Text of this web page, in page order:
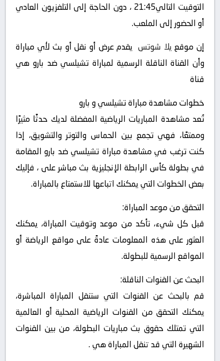
التوقيت التالي21:45 ، دون الحاجة إلى التلفزيون العادي
أو الحضور إلى الملعب.
إن موقع يلا شوتسيقدم عرض أو نقل أو بث لأي مباراة
وأن القناة الناقلة الرسمية لمباراة تشيلسي ضد بارو هي
قناة
خطوات مشاهدة مباراة تشيلسي و بارو
تُعد مشاهدة المباريات الرياضية المفضلة لديك حدثًا مثيرًا
وممتعًا، فهي تجمع بين الحماس والتوتر والتشويق، إذا
كنت ترغب في مشاهدة مباراة تشيلسي ضد بارو المقامة
في بطولة كأس الرابطة الإنجليزية بث مباشر على ، فإليك
بعض الخطوات التي يمكنك اتباعها للاستمتاع بالمباراة.
التحقق من موعد المباراة:
قبل كل شيء، تأكد من موعد وتوقيت المباراة، يمكنك
العثور على هذه المعلومات عادةً على مواقع الرياضة أو
المواقع الرسمية للبطولة.
البحث عن القنوات الناقلة:
قم بالبحث عن القنوات التي ستنقل المباراة المباشرة،
يمكنك التحقق من القنوات الرياضية المحلية أو العالمية
التي تمتلك حقوق بث مباريات البطولة، من بين القنوات
الشهيرة التي قد تنقل المباراة هي .